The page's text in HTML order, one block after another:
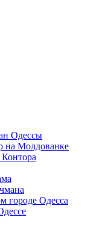
Одессы
на Молдованке
Одесса